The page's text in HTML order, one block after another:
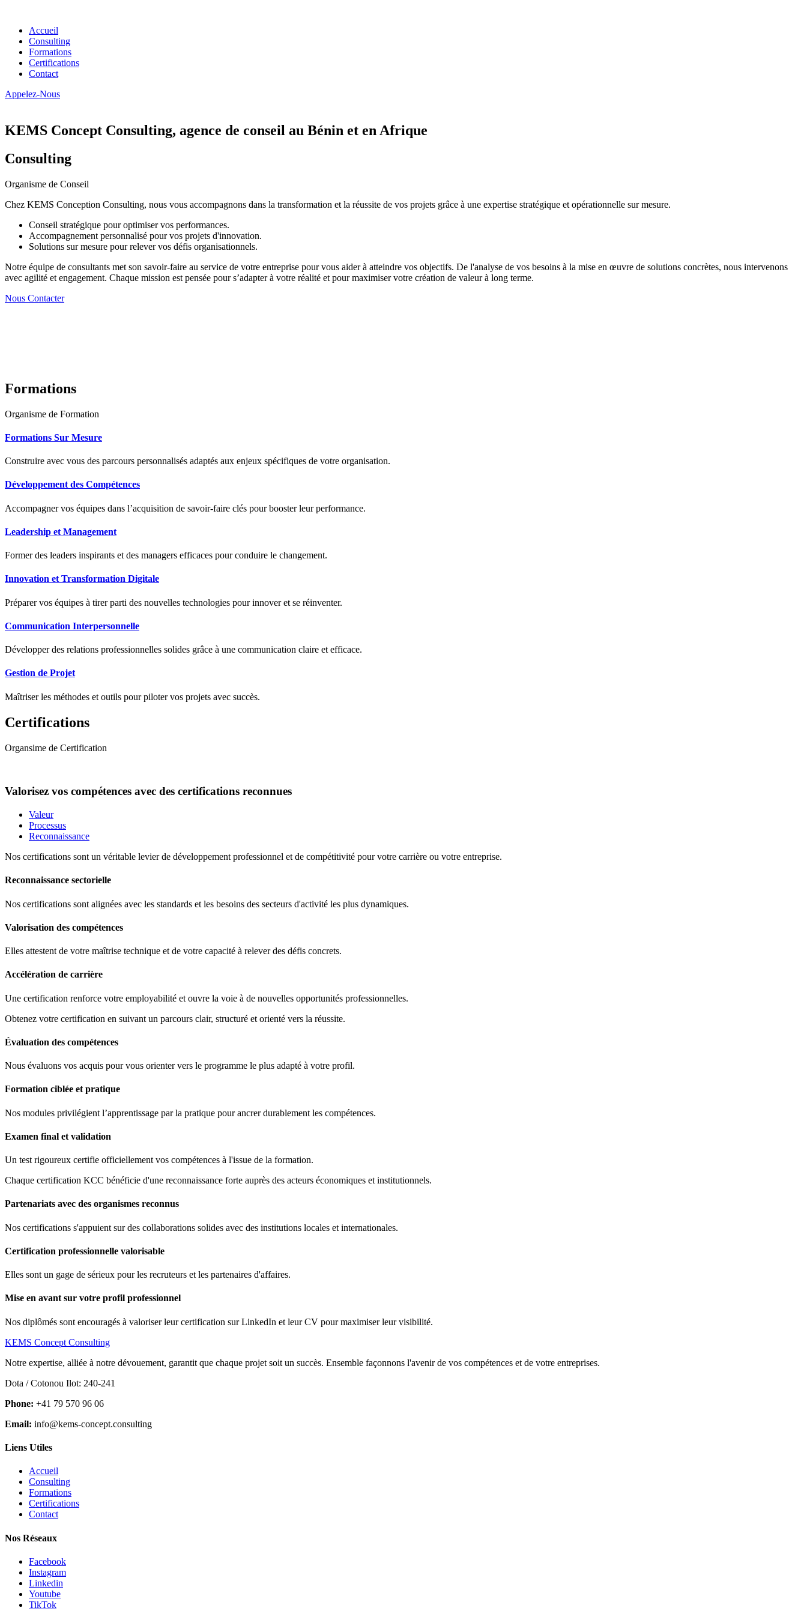
Accueil
Consulting
Formations
Certifications
Contact
Appelez-Nous
KEMS Concept Consulting, agence de conseil au Bénin et en Afrique
Consulting
Organisme de Conseil
Chez KEMS Conception Consulting, nous vous accompagnons dans la transformation et la réussite de vos projets grâce à une expertise stratégique et opérationnelle sur mesure.
Conseil stratégique pour optimiser vos performances.
Accompagnement personnalisé pour vos projets d'innovation.
Solutions sur mesure pour relever vos défis organisationnels.
Notre équipe de consultants met son savoir-faire au service de votre entreprise pour vous aider à atteindre vos objectifs. De l'analyse de vos besoins à la mise en œuvre de solutions concrètes, nous intervenons
avec agilité et engagement. Chaque mission est pensée pour s’adapter à votre réalité et pour maximiser votre création de valeur à long terme.
Nous Contacter
Formations
Organisme de Formation
Formations Sur Mesure
Construire avec vous des parcours personnalisés adaptés aux enjeux spécifiques de votre organisation.
Développement des Compétences
Accompagner vos équipes dans l’acquisition de savoir-faire clés pour booster leur performance.
Leadership et Management
Former des leaders inspirants et des managers efficaces pour conduire le changement.
Innovation et Transformation Digitale
Préparer vos équipes à tirer parti des nouvelles technologies pour innover et se réinventer.
Communication Interpersonnelle
Développer des relations professionnelles solides grâce à une communication claire et efficace.
Gestion de Projet
Maîtriser les méthodes et outils pour piloter vos projets avec succès.
Certifications
Organsime de Certification
Valorisez vos compétences avec des certifications reconnues
Valeur
Processus
Reconnaissance
Nos certifications sont un véritable levier de développement professionnel et de compétitivité pour votre carrière ou votre entreprise.
Reconnaissance sectorielle
Nos certifications sont alignées avec les standards et les besoins des secteurs d'activité les plus dynamiques.
Valorisation des compétences
Elles attestent de votre maîtrise technique et de votre capacité à relever des défis concrets.
Accélération de carrière
Une certification renforce votre employabilité et ouvre la voie à de nouvelles opportunités professionnelles.
Obtenez votre certification en suivant un parcours clair, structuré et orienté vers la réussite.
Évaluation des compétences
Nous évaluons vos acquis pour vous orienter vers le programme le plus adapté à votre profil.
Formation ciblée et pratique
Nos modules privilégient l’apprentissage par la pratique pour ancrer durablement les compétences.
Examen final et validation
Un test rigoureux certifie officiellement vos compétences à l'issue de la formation.
Chaque certification KCC bénéficie d'une reconnaissance forte auprès des acteurs économiques et institutionnels.
Partenariats avec des organismes reconnus
Nos certifications s'appuient sur des collaborations solides avec des institutions locales et internationales.
Certification professionnelle valorisable
Elles sont un gage de sérieux pour les recruteurs et les partenaires d'affaires.
Mise en avant sur votre profil professionnel
Nos diplômés sont encouragés à valoriser leur certification sur LinkedIn et leur CV pour maximiser leur visibilité.
KEMS Concept Consulting
Notre expertise, alliée à notre dévouement, garantit que chaque projet soit un succès. Ensemble façonnons l'avenir de vos compétences et de votre entreprises.
Dota / Cotonou Ilot: 240-241
Phone: +41 79 570 96 06
Email: info@kems-concept.consulting
Liens Utiles
Accueil
Consulting
Formations
Certifications
Contact
Nos Réseaux
Facebook
Instagram
Linkedin
Youtube
TikTok